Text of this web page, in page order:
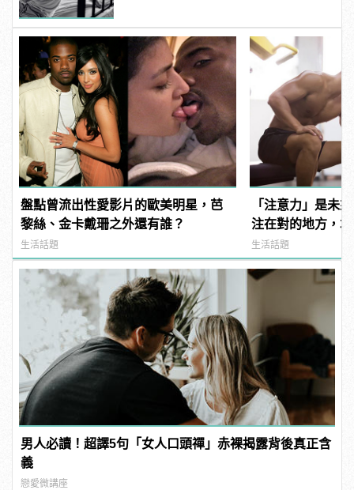
盤點曾流出性愛影片的歐美明星，芭
黎絲、金卡戴珊之外還有誰？
生活話題
「注意力」是未
注在對的地方，
生活話題
男人必讀！超譯5句「女人口頭禪」赤裸揭露背後真正含
義
戀愛微講座